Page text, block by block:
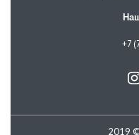
+7
2019